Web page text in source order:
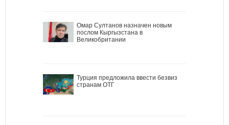
Омар Султанов назначен новым
послом Кыргызстана в
Великобритании
Турция предложила ввести безвиз
странам ОТГ